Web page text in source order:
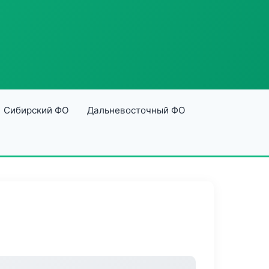
Сибирский ФО Дальневосточный ФО